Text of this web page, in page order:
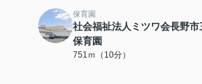
保育園
社会福祉法人ミツワ会長野市
保育園
751ｍ（10分）